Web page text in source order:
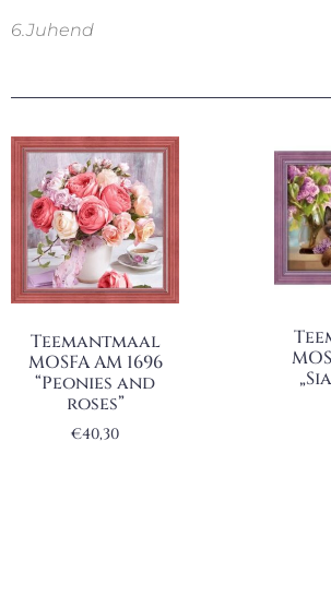
6.Juhend
Teemantmaal
MOSFA AM 1696
“Peonies and
roses”
€40,30